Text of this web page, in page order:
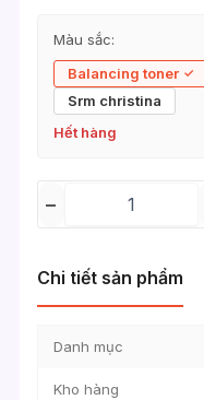
Màu sắc:
Balancing toner
Srm christina
Hết hàng
−
Chi tiết sản phẩm
Danh mục
Kho hàng